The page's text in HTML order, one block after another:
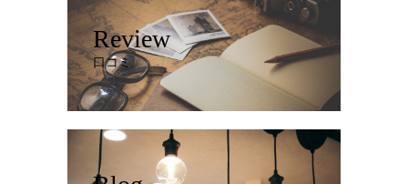
Review
口コミ